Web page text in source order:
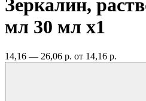
Зеркалин,
мл 30 мл x1
14,16 — 26,06 р. от 14,16 р.